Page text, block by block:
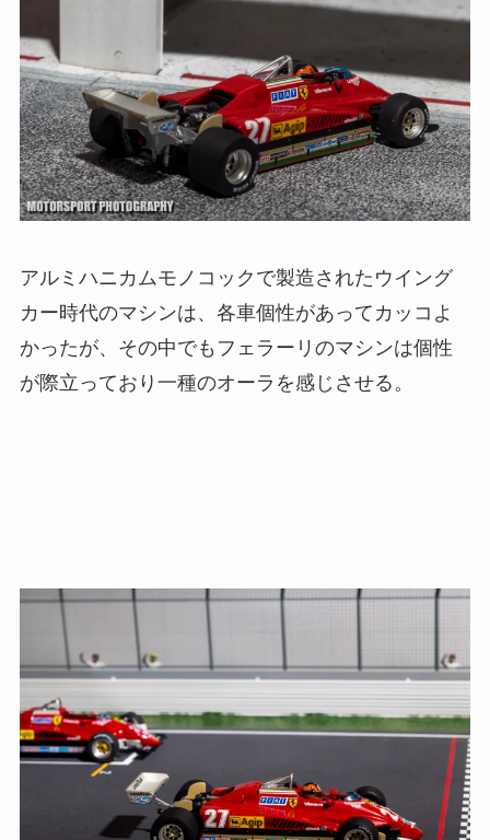
アルミハニカムモノコックで製造されたウイング
カー時代のマシンは、各車個性があってカッコよ
かったが、その中でもフェラーリのマシンは個性
が際立っており一種のオーラを感じさせる。